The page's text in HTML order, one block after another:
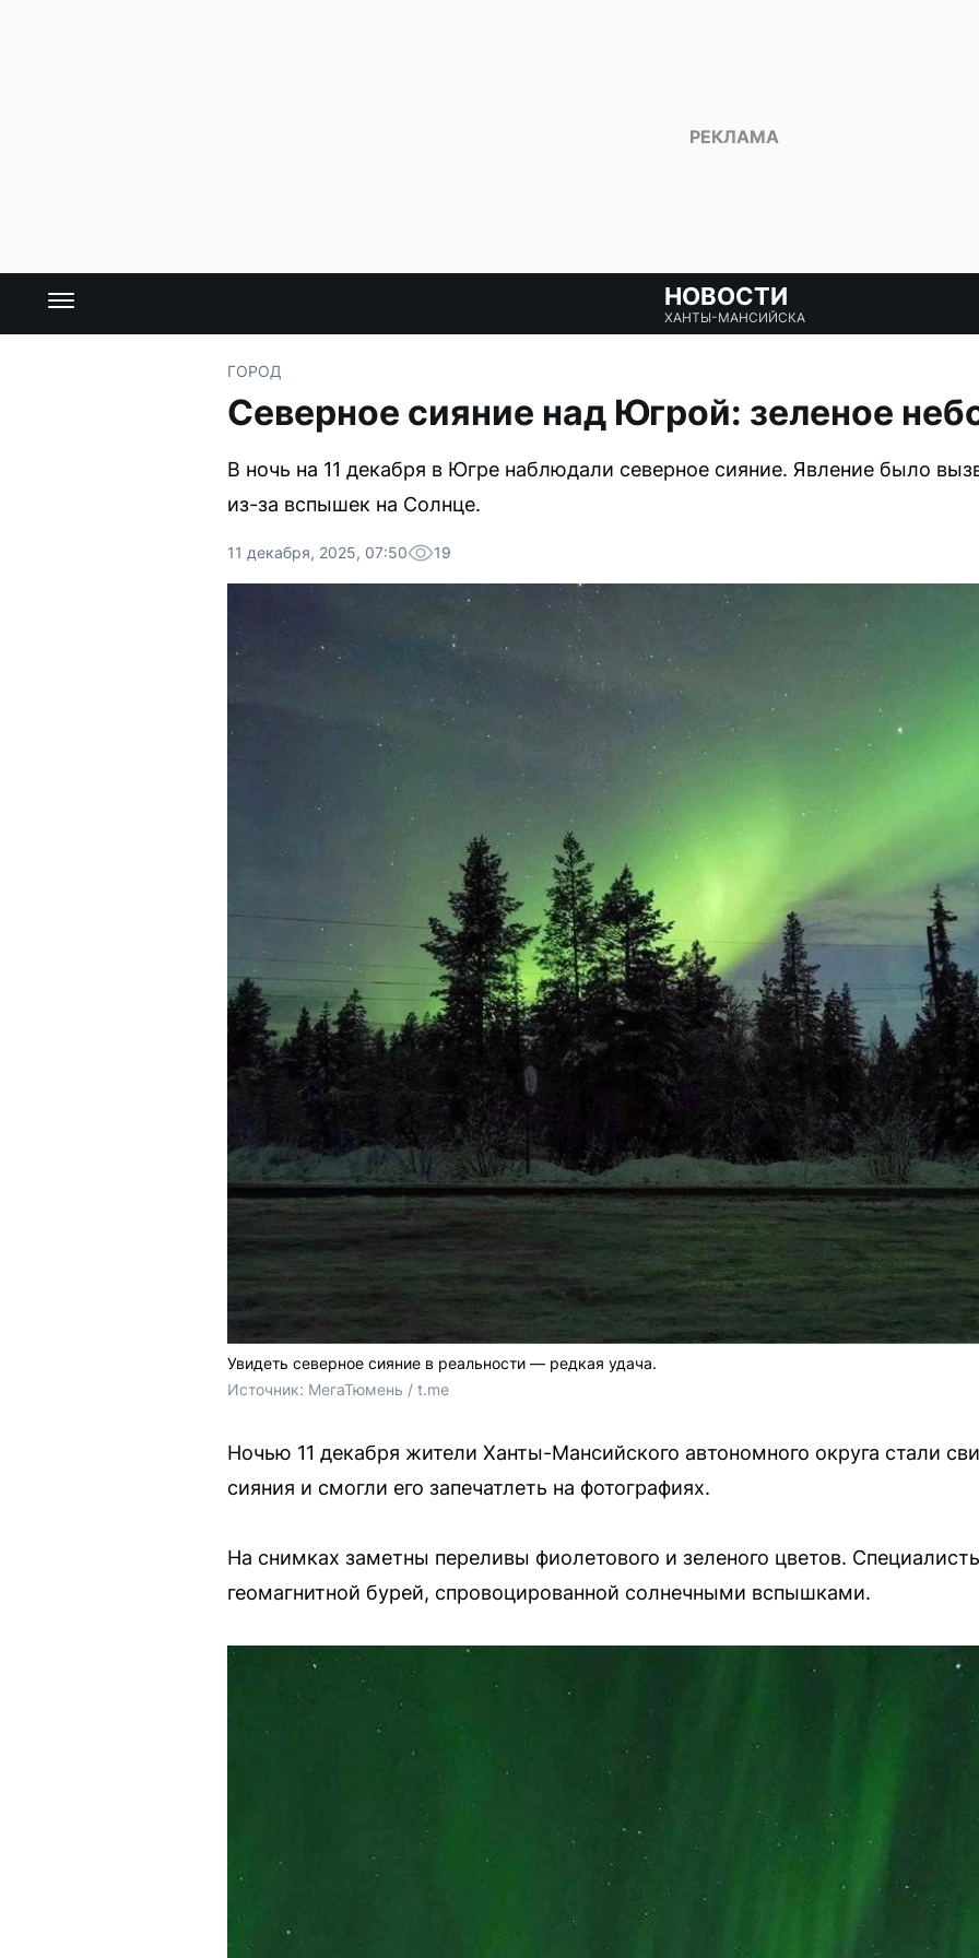
НОВОСТИ
ХАНТЫ-МАНСИЙСКА
ГОРОД
Северное сияние над Югрой: зеленое
В ночь на 11 декабря в Югре наблюдали северное сияние. Явление было
из-за вспышек на Солнце.
11 декабря, 2025, 07:50 19
Увидеть северное сияние в реальности — редкая удача.
Источник: МегаТюмень / t.me
Ночью 11 декабря жители Ханты-Мансийского автономного округа стали
сияния и смогли его запечатлеть на фотографиях.
На снимках заметны переливы фиолетового и зеленого цветов.
геомагнитной бурей, спровоцированной солнечными вспышками.